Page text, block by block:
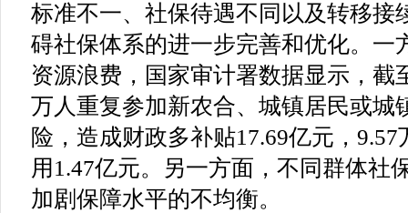
标准不一、社保待遇不同以及转移接
碍社保体系的进一步完善和优化。一
资源浪费，国家审计署数据显示，截
万人重复参加新农合、城镇居民或城
险，造成财政多补贴17.69亿元，
用1.47亿元。另一方面，不同群体社
加剧保障水平的不均衡。